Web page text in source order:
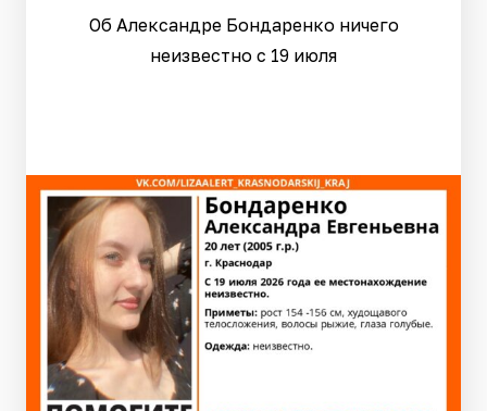
Об Александре Бондаренко ничего
неизвестно с 19 июля